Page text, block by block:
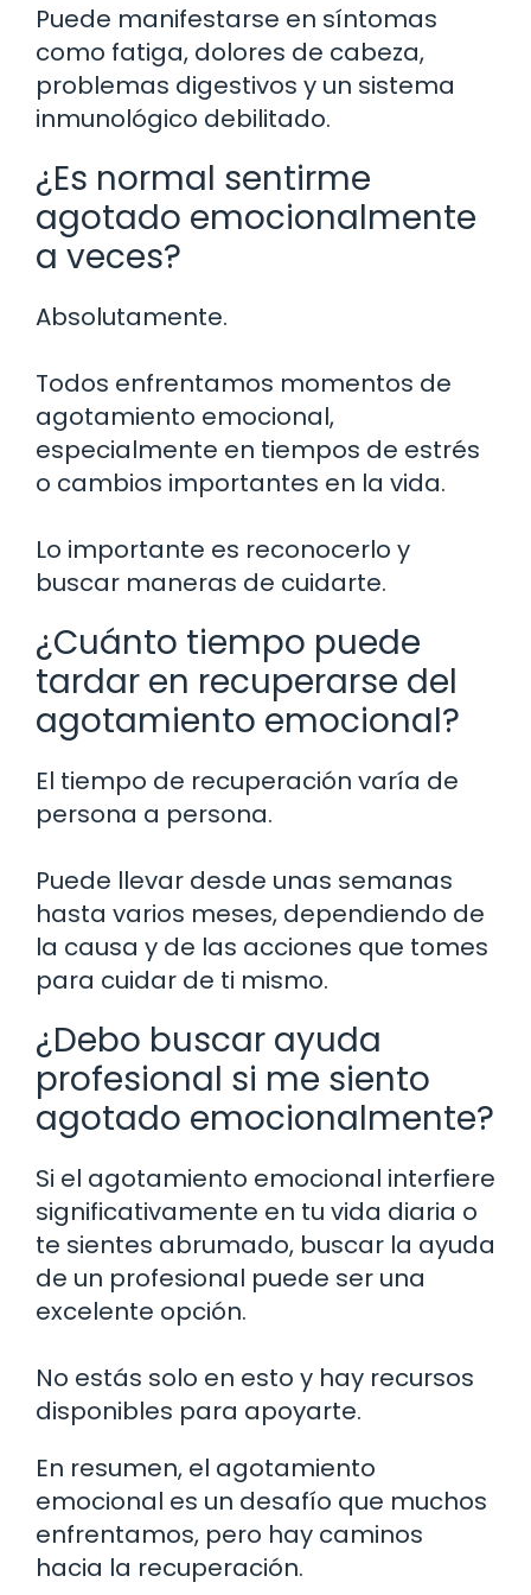
Puede manifestarse en síntomas
como fatiga, dolores de cabeza,
problemas digestivos y un sistema
inmunológico debilitado.
¿Es normal sentirme
agotado emocionalmente
a veces?
Absolutamente.
Todos enfrentamos momentos de
agotamiento emocional,
especialmente en tiempos de estrés
o cambios importantes en la vida.
Lo importante es reconocerlo y
buscar maneras de cuidarte.
¿Cuánto tiempo puede
tardar en recuperarse del
agotamiento emocional?
El tiempo de recuperación varía de
persona a persona.
Puede llevar desde unas semanas
hasta varios meses, dependiendo de
la causa y de las acciones que tomes
para cuidar de ti mismo.
¿Debo buscar ayuda
profesional si me siento
agotado emocionalmente?
Si el agotamiento emocional interfiere
significativamente en tu vida diaria o
te sientes abrumado, buscar la ayuda
de un profesional puede ser una
excelente opción.
No estás solo en esto y hay recursos
disponibles para apoyarte.
En resumen, el agotamiento
emocional es un desafío que muchos
enfrentamos, pero hay caminos
hacia la recuperación.